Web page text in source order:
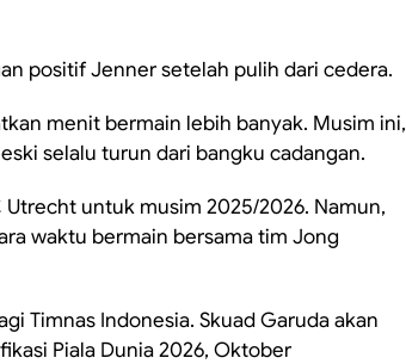
positif Jenner setelah pulih dari cedera.
menit bermain lebih banyak. Musim ini,
selalu turun dari bangku cadangan.
untuk musim 2025/2026. Namun,
waktu bermain bersama tim Jong
Timnas Indonesia. Skuad Garuda akan
Piala Dunia 2026, Oktober